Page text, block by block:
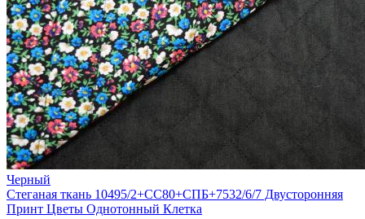
Черный
Стеганая ткань 10495/2+CC80+СПБ+7532/6/7 Двусторонняя
Принт Цветы Однотонный Клетка